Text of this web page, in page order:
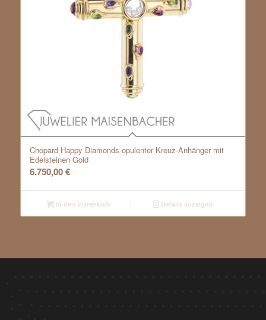
Chopard Happy Diamonds opulenter Kreuz-Anhänger mit
Edelsteinen Gold
6.750,00€
In den Warenkorb Details anzeigen